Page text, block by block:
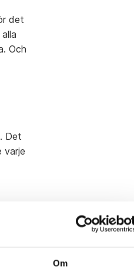
Om
det
Och
Det
varje